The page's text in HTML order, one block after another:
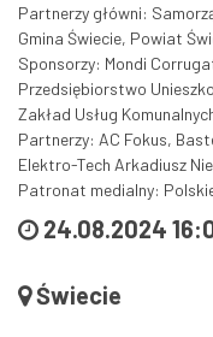
Partnerzy główni:
Gmina Świecie, Powiat
Sponsorzy: Mondi
Przedsiębiorstwo
Zakład Usług
Partnerzy: AC Fokus,
Elektro-Tech Arkadiusz
Patronat medialny:
24.08.2024
Świecie